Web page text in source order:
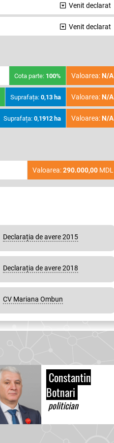
Venit declarat
Venit declarat
Valoarea: N/A
Cota parte: 100%
Valoarea: N/A
Suprafața: 0,13 ha
Valoarea: N/A
Suprafața: 0,1912 ha
Valoarea:290.000,00 MDL
Declarația de avere 2015
Declarația de avere 2018
CV Mariana Ombun
Constantin
Botnari
politician